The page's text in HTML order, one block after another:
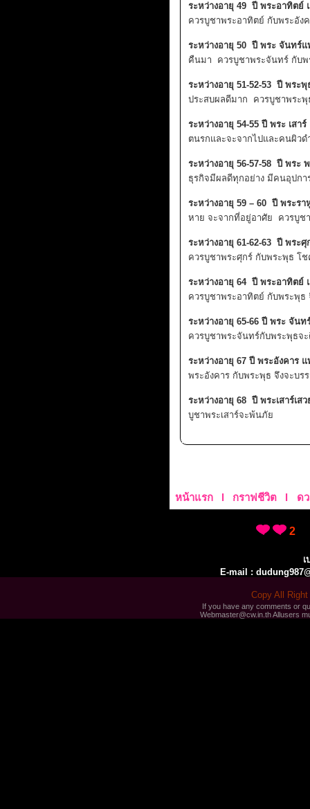
ระหว่างอายุ 49 ปี พระอาทิตย์
ควรบูชาพระอาทิตย์ กับพระอัง
ระหว่างอายุ 50 ปี พระ จันทร์
คืนมา ควรบูชาพระจันทร์ กับ
ระหว่างอายุ 51-52-53 ปี พระ
ประสบผลดีมาก ควรบูชาพระ
ระหว่างอายุ 54-55 ปี พระ เสา
ตนรกและจะจากไปและคนผิวด
ระหว่างอายุ 56-57-58 ปี พร
ธุรกิจมีผลดีทุกอย่าง มีคนอุปก
ระหว่างอายุ 59 – 60 ปี พระร
หาย จะจากที่อยู่อาศัย ควรบูช
ระหว่างอายุ 61-62-63 ปี พระ
ควรบูชาพระศุกร์ กับพระพุธ โ
ระหว่างอายุ 64 ปี พระอาทิตย์
ควรบูชาพระอาทิตย์ กับพระพุธ
ระหว่างอายุ 65-66 ปี พระ จัน
ควรบูชาพระจันทร์กับพระพุธจ
ระหว่างอายุ 67 ปี พระอังคาร
พระอังคาร กับพระพุธ จึงจะบร
ระหว่างอายุ 68 ปี พระเสาร์เส
บูชาพระเสาร์จะพ้นภัย
หน้าแรก l กราฟชีวิต l ด
2
E-mail :
Copy All
If you have any comments or
Webmaster@cw.in.th Allusers